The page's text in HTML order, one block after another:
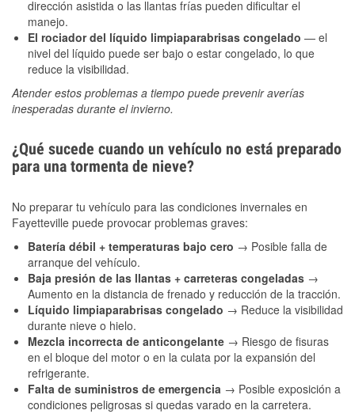
dirección asistida o las llantas frías pueden dificultar el
manejo.
El rociador del líquido limpiaparabrisas congelado — el
nivel del líquido puede ser bajo o estar congelado, lo que
reduce la visibilidad.
Atender estos problemas a tiempo puede prevenir averías
inesperadas durante el invierno.
¿Qué sucede cuando un vehículo no está preparado
para una tormenta de nieve?
No preparar tu vehículo para las condiciones invernales en
Fayetteville puede provocar problemas graves:
Batería débil + temperaturas bajo cero → Posible falla de
arranque del vehículo.
Baja presión de las llantas + carreteras congeladas →
Aumento en la distancia de frenado y reducción de la tracción.
Líquido limpiaparabrisas congelado → Reduce la visibilidad
durante nieve o hielo.
Mezcla incorrecta de anticongelante → Riesgo de fisuras
en el bloque del motor o en la culata por la expansión del
refrigerante.
Falta de suministros de emergencia → Posible exposición a
condiciones peligrosas si quedas varado en la carretera.